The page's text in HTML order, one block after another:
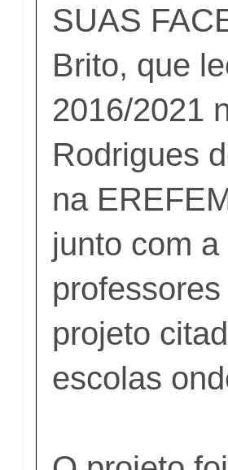
SUAS
Brito, que
2016/2021
Rodrigues
na
junto com
projeto
escolas